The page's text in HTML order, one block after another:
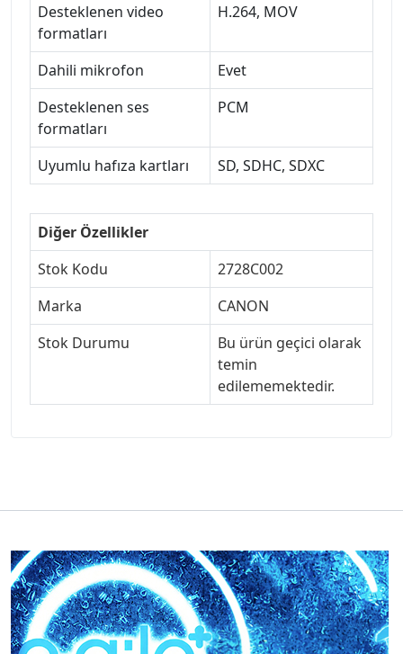
Desteklenen video
formatları
H.264, MOV
Dahili mikrofon
Evet
Desteklenen ses
formatları
PCM
Uyumlu hafıza kartları SD, SDHC, SDXC
Diğer Özellikler
Stok Kodu
2728C002
Marka
CANON
Stok Durumu
Bu ürün geçici olarak
temin
edilememektedir.